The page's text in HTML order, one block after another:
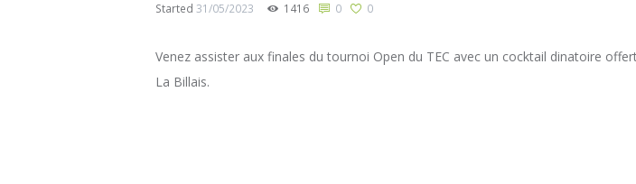
Started 31/05/2023 1416 0 0
Venez assister aux finales du tournoi Open du TEC avec un cocktail dinatoire
La Billais.